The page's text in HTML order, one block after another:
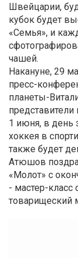
Швейцарии,
кубок будет
«Семья», и
чашей.
Накануне, 29
пресс-
планеты-
представители
1 июня, в день
хоккея в
также будет
Атюшов
«Молот» с
- мастер-класс
товарищеский